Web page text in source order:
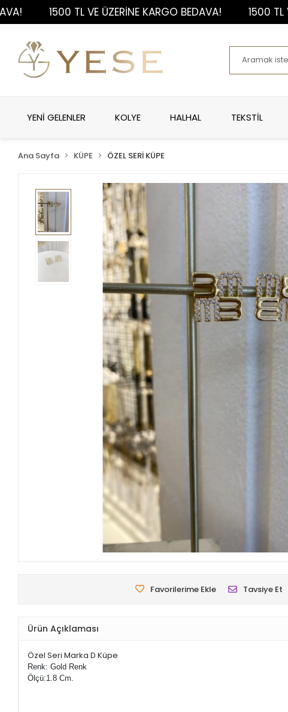
1500 TL VE ÜZERİNE KARGO BEDAVA! 1500 TL VE
YENİ GELENLER KOLYE HALHAL TEKSTİL
Ana Sayfa KÜPE ÖZEL SERİ KÜPE
Favorilerime Ekle Tavsiye Et
Ürün Açıklaması
Özel Seri Marka D Küpe
Renk: Gold Renk
Ölçü:1.8 Cm.